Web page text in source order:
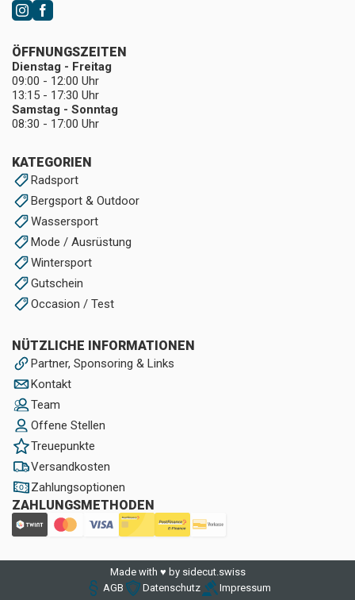
KATEGORIEN
Radsport
Bergsport & Outdoor
Wassersport
Mode / Ausrüstung
Wintersport
Gutschein
Occasion / Test
NÜTZLICHE INFORMATIONEN
Partner, Sponsoring & Links
Kontakt
Team
Offene Stellen
Treuepunkte
Versandkosten
Zahlungsoptionen
ZAHLUNGSMETHODEN
ÖFFNUNGSZEITEN
Dienstag - Freitag
09:00 - 12:00 Uhr
13:15 - 17:30 Uhr
Samstag - Sonntag
08:30 - 17:00 Uhr
Made with ♥ by sidecut.swiss
AGB
Datenschutz Impressum